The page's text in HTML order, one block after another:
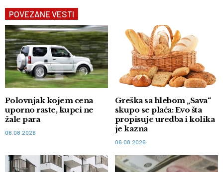
POVEZANE VESTI
Polovnjak kojem cena
uporno raste, kupci ne
žale para
06.08.2026
Greška sa hlebom „Sava“
skupo se plaća: Evo šta
propisuje uredba i kolika
je kazna
06.08.2026